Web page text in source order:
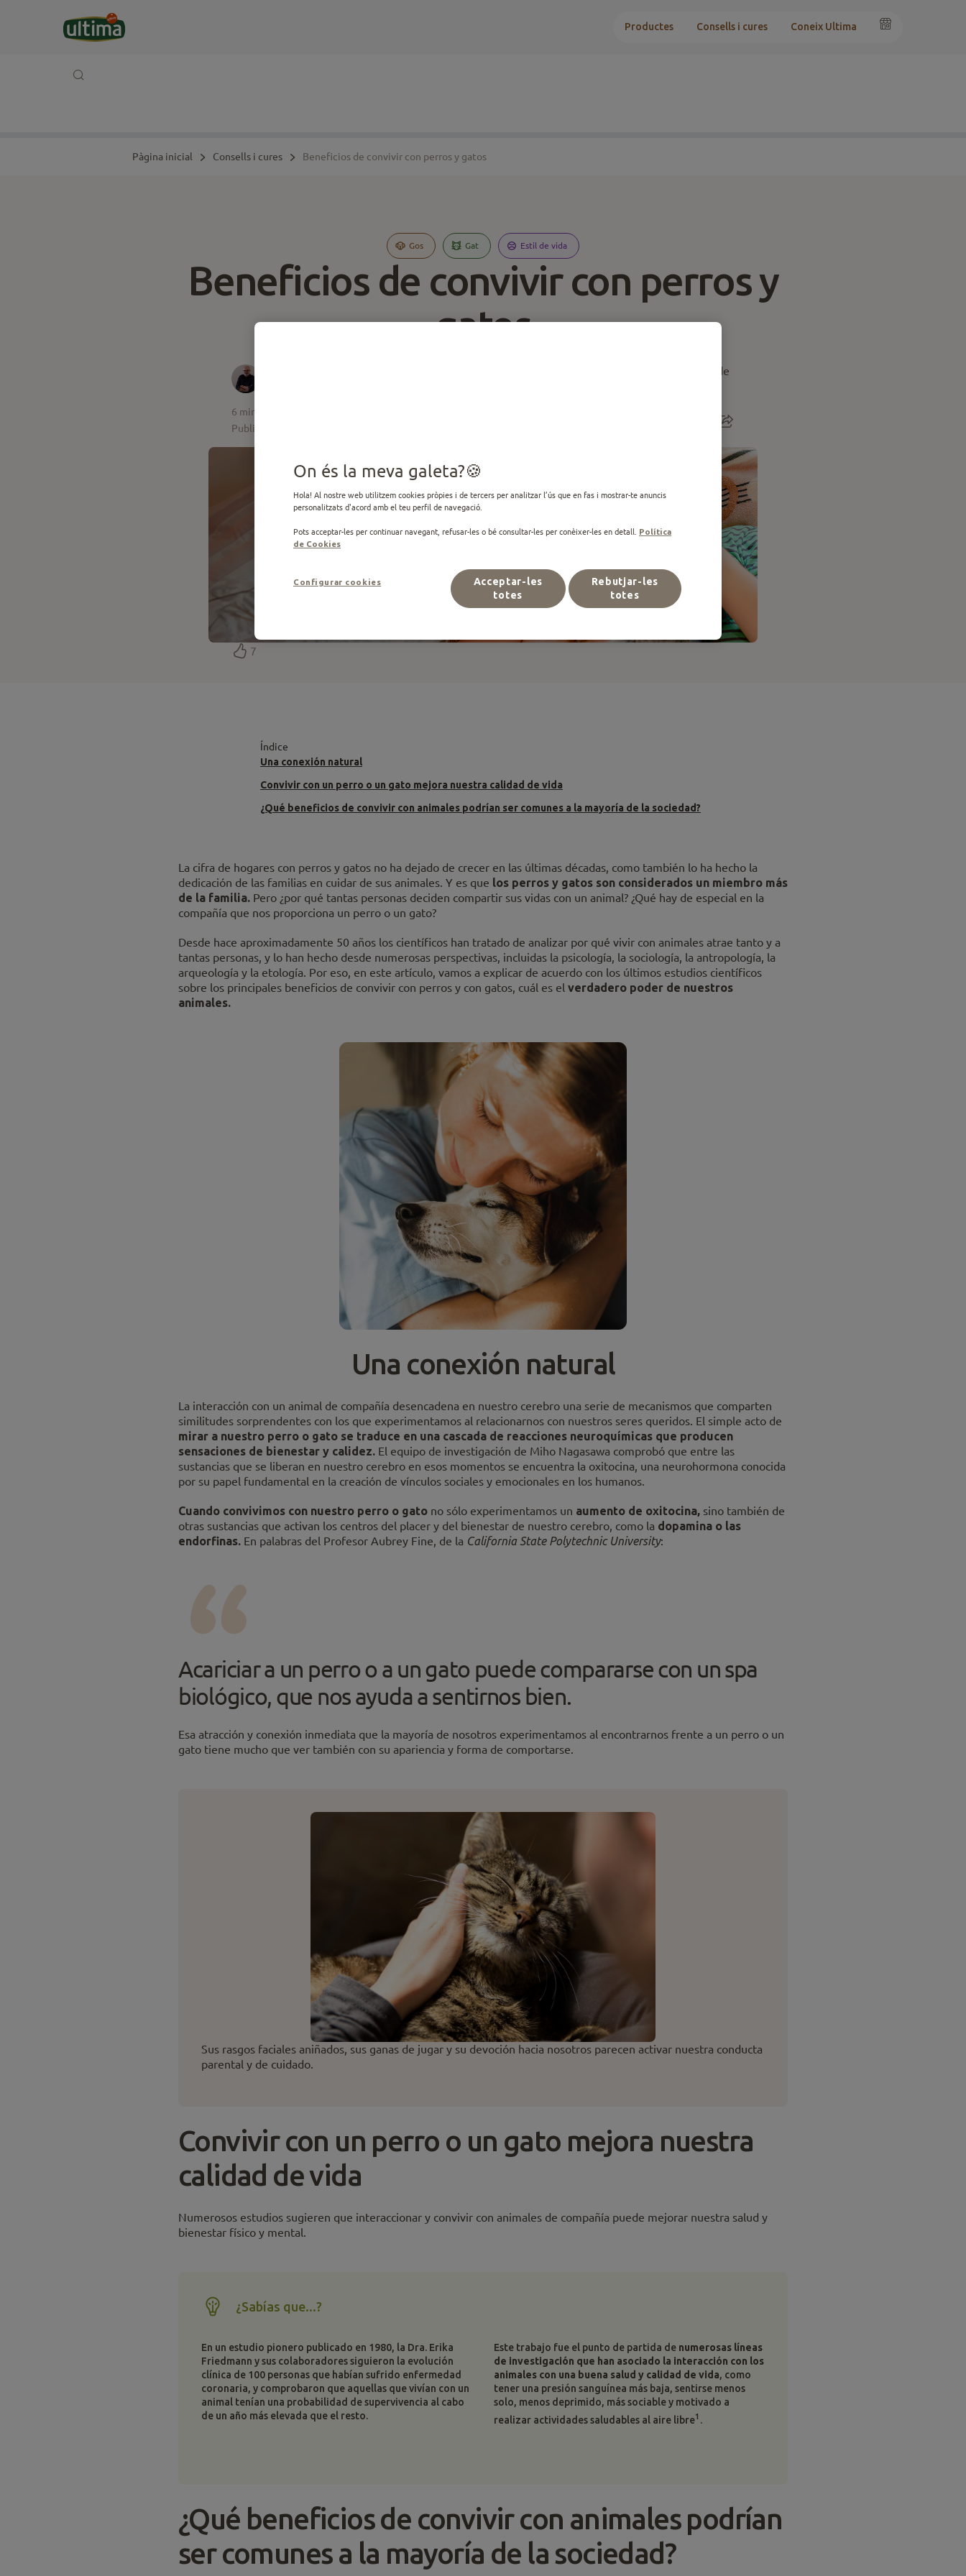
Productes Consells i cures Coneix Ultima
Pàgina inicial Consells i cures Beneficios de convivir con perros y gatos
Gos Gat Estil de vida
Beneficios de convivir con perros y
gatos
· Veterinari i director de la càtedra Fundació Affinity Animals i Salut de
6 min de lectura
Publicat el 15.09.2023 ·
7
Índice
Una conexión natural
Convivir con un perro o un gato mejora nuestra calidad de vida
¿Qué beneficios de convivir con animales podrían ser comunes a la mayoría de la sociedad?
La cifra de hogares con perros y gatos no ha dejado de crecer en las últimas décadas, como también lo ha hecho la
dedicación de las familias en cuidar de sus animales. Y es que los perros y gatos son considerados un miembro más
de la familia. Pero ¿por qué tantas personas deciden compartir sus vidas con un animal? ¿Qué hay de especial en la
compañía que nos proporciona un perro o un gato?
Desde hace aproximadamente 50 años los científicos han tratado de analizar por qué vivir con animales atrae tanto y a
tantas personas, y lo han hecho desde numerosas perspectivas, incluidas la psicología, la sociología, la antropología, la
arqueología y la etología. Por eso, en este artículo, vamos a explicar de acuerdo con los últimos estudios científicos
sobre los principales beneficios de convivir con perros y con gatos, cuál es el verdadero poder de nuestros
animales.
Una conexión natural
La interacción con un animal de compañía desencadena en nuestro cerebro una serie de mecanismos que comparten
similitudes sorprendentes con los que experimentamos al relacionarnos con nuestros seres queridos. El simple acto de
mirar a nuestro perro o gato se traduce en una cascada de reacciones neuroquímicas que producen
sensaciones de bienestar y calidez. El equipo de investigación de Miho Nagasawa comprobó que entre las
sustancias que se liberan en nuestro cerebro en esos momentos se encuentra la oxitocina, una neurohormona conocida
por su papel fundamental en la creación de vínculos sociales y emocionales en los humanos.
Cuando convivimos con nuestro perro o gato no sólo experimentamos un aumento de oxitocina, sino también de
otras sustancias que activan los centros del placer y del bienestar de nuestro cerebro, como la dopamina o las
endorfinas. En palabras del Profesor Aubrey Fine, de la California State Polytechnic University:
Acariciar a un perro o a un gato puede compararse con un spa
biológico, que nos ayuda a sentirnos bien.
Esa atracción y conexión inmediata que la mayoría de nosotros experimentamos al encontrarnos frente a un perro o un
gato tiene mucho que ver también con su apariencia y forma de comportarse.
Sus rasgos faciales aniñados, sus ganas de jugar y su devoción hacia nosotros parecen activar nuestra conducta
parental y de cuidado.
Convivir con un perro o un gato mejora nuestra
calidad de vida
Numerosos estudios sugieren que interaccionar y convivir con animales de compañía puede mejorar nuestra salud y
bienestar físico y mental.
¿Sabías que...?
En un estudio pionero publicado en 1980, la Dra. Erika
Friedmann y sus colaboradores siguieron la evolución
clínica de 100 personas que habían sufrido enfermedad
coronaria, y comprobaron que aquellas que vivían con un
animal tenían una probabilidad de supervivencia al cabo
de un año más elevada que el resto.
Este trabajo fue el punto de partida de numerosas líneas
de investigación que han asociado la interacción con los
animales con una buena salud y calidad de vida, como
tener una presión sanguínea más baja, sentirse menos
solo, menos deprimido, más sociable y motivado a
realizar actividades saludables al aire libre1 .
¿Qué beneficios de convivir con animales podrían
ser comunes a la mayoría de la sociedad?
On és la meva galeta?
Hola! Al nostre web utilitzem cookies pròpies i de tercers per analitzar l’ús que en fas i mostrar-te anuncis
personalitzats d'acord amb el teu perfil de navegació.
Pots acceptar-les per continuar navegant, refusar-les o bé consultar-les per conèixer-les en detall. Política
de Cookies
Configurar cookies
Rebutjar-les
totes
Acceptar-les
totes